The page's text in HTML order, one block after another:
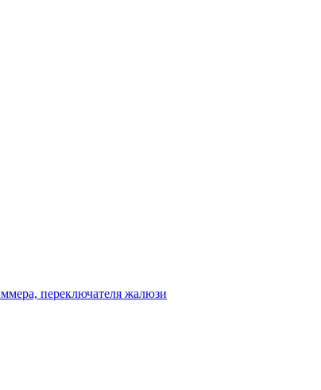
переключателя жалюзи